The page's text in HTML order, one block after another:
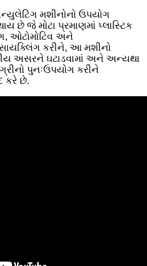
મશીનોનો ઉપયોગ
છે જે મોટા પ્રમાણમાં પ્લાસ્ટિક
ઓટોમોટિવ અને
કરીને, આ મશીનો
અસરને ઘટાડવામાં અને અન્યથા
પુનઃઉપયોગ કરીને
કરે છે.